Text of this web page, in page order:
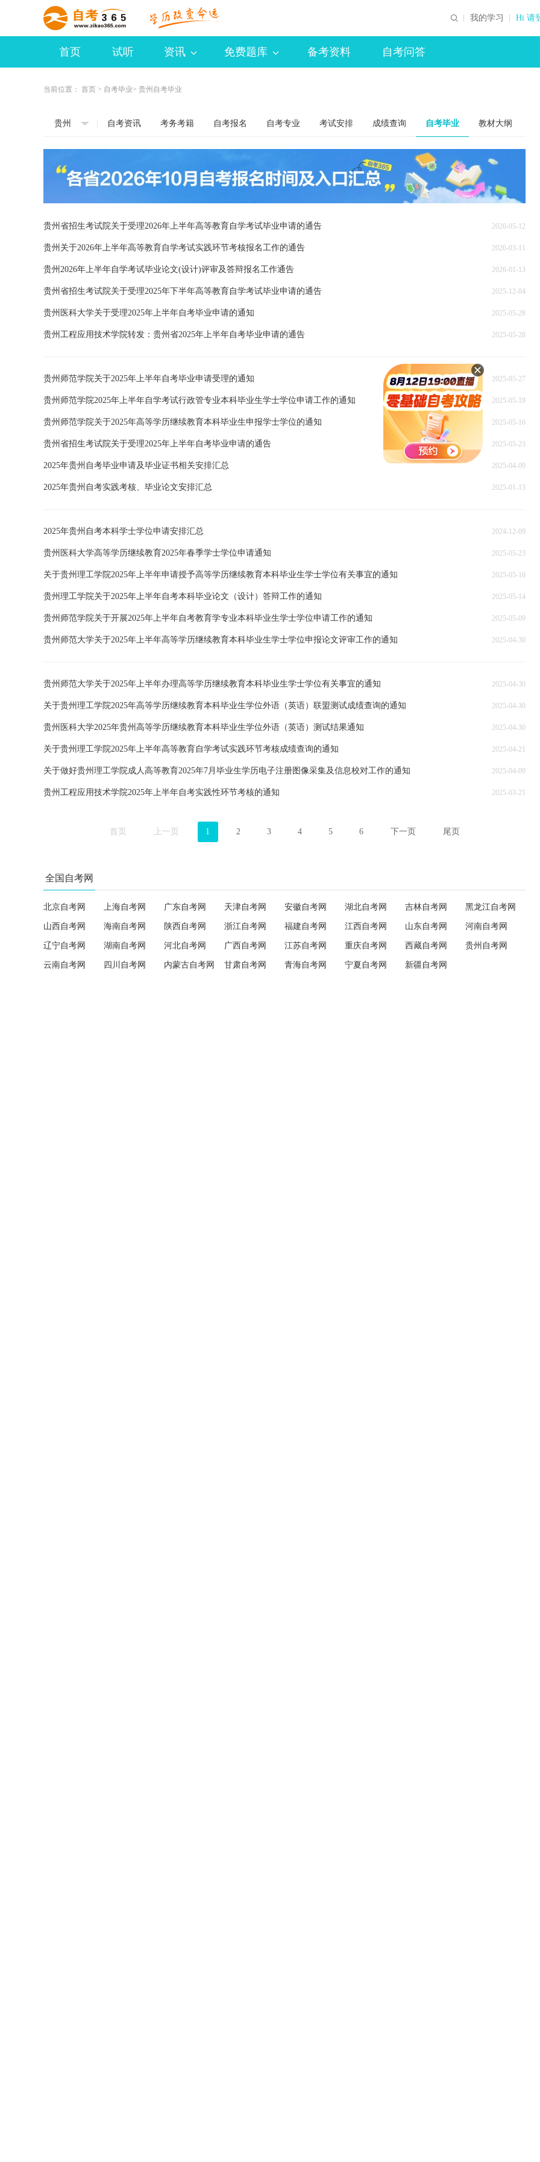
我的学习 Hi 请
首页 试听 资讯 免费题库 备考资料 自考问答
当前位置： 首页 > 自考毕业> 贵州自考毕业
贵州 自考资讯 考务考籍 自考报名 自考专业 考试安排 成绩查询 自考毕业 教材大纲
贵州省招生考试院关于受理2026年上半年高等教育自学考试毕业申请的通告 2026-05-12
贵州关于2026年上半年高等教育自学考试实践环节考核报名工作的通告 2026-03-11
贵州2026年上半年自学考试毕业论文(设计)评审及答辩报名工作通告 2026-01-13
贵州省招生考试院关于受理2025年下半年高等教育自学考试毕业申请的通告 2025-12-04
贵州医科大学关于受理2025年上半年自考毕业申请的通知 2025-05-28
贵州工程应用技术学院转发：贵州省2025年上半年自考毕业申请的通告 2025-05-28
贵州师范学院关于2025年上半年自考毕业申请受理的通知 2025-05-27
贵州师范学院2025年上半年自学考试行政管专业本科毕业生学士学位申请工作的通知 2025-05-19
贵州师范学院关于2025年高等学历继续教育本科毕业生申报学士学位的通知 2025-05-16
贵州省招生考试院关于受理2025年上半年自考毕业申请的通告 2025-05-23
2025年贵州自考毕业申请及毕业证书相关安排汇总 2025-04-09
2025年贵州自考实践考核、毕业论文安排汇总 2025-01-13
2025年贵州自考本科学士学位申请安排汇总 2024-12-09
贵州医科大学高等学历继续教育2025年春季学士学位申请通知 2025-05-23
关于贵州理工学院2025年上半年申请授予高等学历继续教育本科毕业生学士学位有关事宜的通知 2025-05-16
贵州理工学院关于2025年上半年自考本科毕业论文（设计）答辩工作的通知 2025-05-14
贵州师范学院关于开展2025年上半年自考教育学专业本科毕业生学士学位申请工作的通知 2025-05-09
贵州师范大学关于2025年上半年高等学历继续教育本科毕业生学士学位申报论文评审工作的通知 2025-04-30
贵州师范大学关于2025年上半年办理高等学历继续教育本科毕业生学士学位有关事宜的通知 2025-04-30
关于贵州理工学院2025年高等学历继续教育本科毕业生学位外语（英语）联盟测试成绩查询的通知 2025-04-30
贵州医科大学2025年贵州高等学历继续教育本科毕业生学位外语（英语）测试结果通知 2025-04-30
关于贵州理工学院2025年上半年高等教育自学考试实践环节考核成绩查询的通知 2025-04-21
关于做好贵州理工学院成人高等教育2025年7月毕业生学历电子注册图像采集及信息校对工作的通知 2025-04-09
贵州工程应用技术学院2025年上半年自考实践性环节考核的通知 2025-03-21
首页 上一页 1 2 3 4 5 6 下一页 尾页
全国自考网
北京自考网 上海自考网 广东自考网 天津自考网 安徽自考网 湖北自考网 吉林自考网 黑龙江自考网
山西自考网 海南自考网 陕西自考网 浙江自考网 福建自考网 江西自考网 山东自考网 河南自考网
辽宁自考网 湖南自考网 河北自考网 广西自考网 江苏自考网 重庆自考网 西藏自考网 贵州自考网
云南自考网 四川自考网 内蒙古自考网 甘肃自考网 青海自考网 宁夏自考网 新疆自考网